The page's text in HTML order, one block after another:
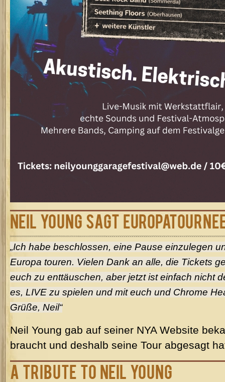
Neil Young sagt
„Ich habe beschlossen, eine Pause einzulegen
Europa touren. Vielen Dank an alle, die Tickets
euch zu enttäuschen, aber jetzt ist einfach nicht
es, LIVE zu spielen und mit euch und Chrome
Grüße, Neil“
Neil Young gab auf seiner NYA Website
braucht und deshalb seine Tour abgesagt
A Tribute to Neil Young